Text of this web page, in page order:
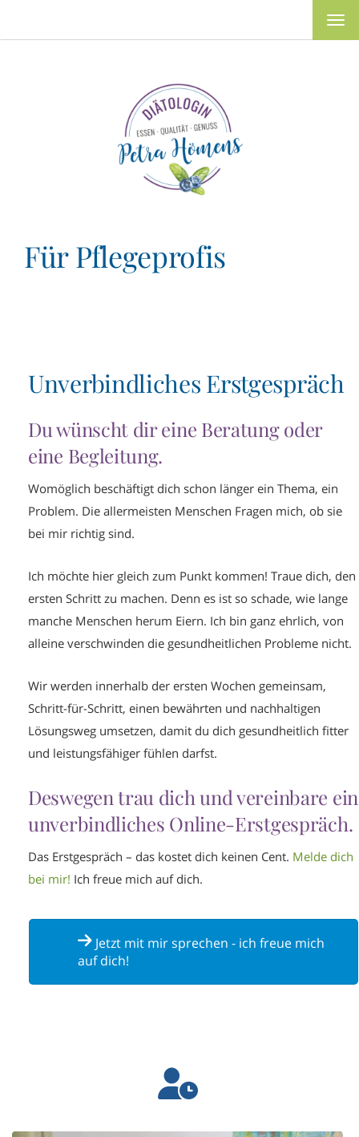
Für Pflegeprofis
Unverbindliches Erstgespräch
Du wünscht dir eine Beratung oder
eine Begleitung.
Womöglich beschäftigt dich schon länger ein Thema, ein
Problem. Die allermeisten Menschen Fragen mich, ob sie
bei mir richtig sind.
Ich möchte hier gleich zum Punkt kommen! Traue dich, den
ersten Schritt zu machen. Denn es ist so schade, wie lange
manche Menschen herum Eiern. Ich bin ganz ehrlich, von
alleine verschwinden die gesundheitlichen Probleme nicht.
Wir werden innerhalb der ersten Wochen gemeinsam,
Schritt-für-Schritt, einen bewährten und nachhaltigen
Lösungsweg umsetzen, damit du dich gesundheitlich fitter
und leistungsfähiger fühlen darfst.
Deswegen trau dich und vereinbare ein
unverbindliches Online-Erstgespräch.
Das Erstgespräch – das kostet dich keinen Cent. Melde dich
bei mir! Ich freue mich auf dich.
Jetzt mit mir sprechen - ich freue mich
auf dich!